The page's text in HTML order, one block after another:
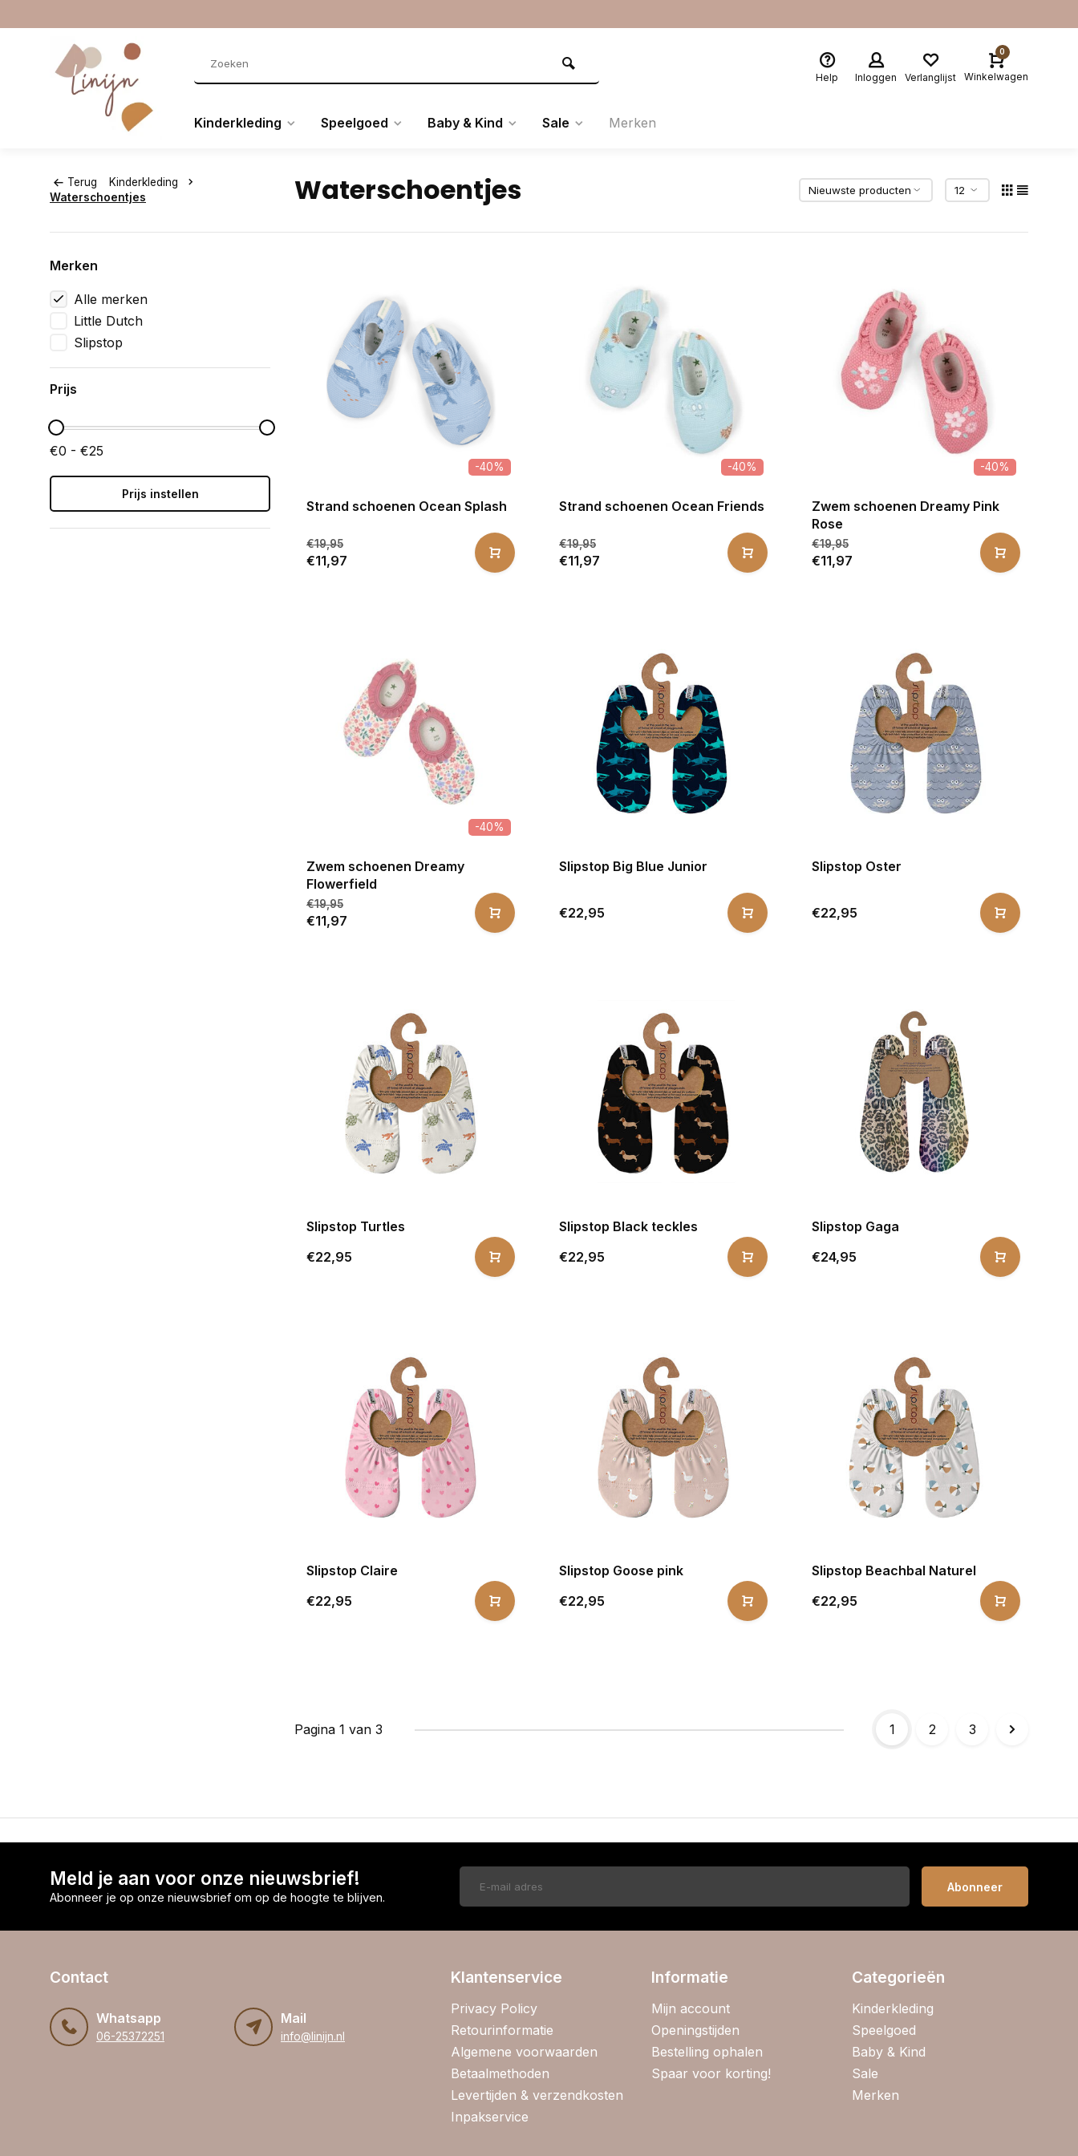
Help Inloggen Verlanglijst
0
Winkelwagen
Kinderkleding Speelgoed Baby & Kind Sale Merken
Terug
Kinderkleding
Waterschoentjes
Waterschoentjes
Merken
Alle merken
Little Dutch
Slipstop
Prijs
€0 - €25
Prijs instellen
-40%
Strand schoenen Ocean Splash
€19,95
€11,97
-40%
Strand schoenen Ocean Friends
€19,95
€11,97
-40%
Zwem schoenen Dreamy Pink
Rose
€19,95
€11,97
-40%
Zwem schoenen Dreamy
Flowerfield
€19,95
€11,97
Slipstop Big Blue Junior
€22,95
Slipstop Oster
€22,95
Slipstop Turtles
€22,95
Slipstop Black teckles
€22,95
Slipstop Gaga
€24,95
Slipstop Claire
€22,95
Slipstop Goose pink
€22,95
Slipstop Beachbal Naturel
€22,95
Pagina 1 van 3 1 2 3
Meld je aan voor onze nieuwsbrief!
Abonneer je op onze nieuwsbrief om op de hoogte te blijven.
Abonneer
Contact
Whatsapp
06-25372251
Mail
info@linijn.nl
Klantenservice
Privacy Policy
Retourinformatie
Algemene voorwaarden
Betaalmethoden
Levertijden & verzendkosten
Inpakservice
Informatie
Mijn account
Openingstijden
Bestelling ophalen
Spaar voor korting!
Categorieën
Kinderkleding
Speelgoed
Baby & Kind
Sale
Merken